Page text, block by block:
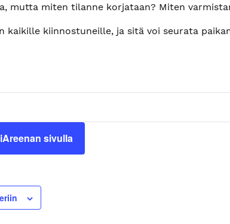
mutta miten tilanne korjataan? Miten
kaikille kiinnostuneille, ja sitä voi seurata
sivulla